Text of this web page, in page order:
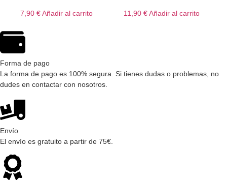
7,90 €Añadir al carrito 11,90 €Añadir al carrito
Forma de pago
La forma de pago es 100% segura. Si tienes dudas o problemas, no
dudes en contactar con nosotros.
Envío
El envío es gratuito a partir de 75€.